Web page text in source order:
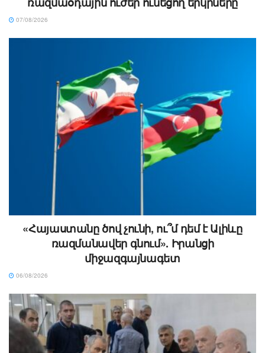
07/08/2026
«Հայաստանը ծով չունի, ու՞մ դեմ է Ալիևը
ռազմանավեր գնում». Իրանցի
միջազգայնագետ
06/08/2026